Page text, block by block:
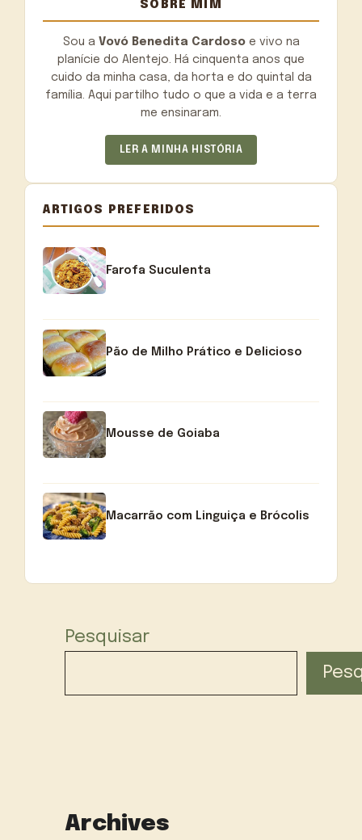
SOBRE MIM
Sou a Vovó Benedita Cardosoe vivo na
planície do Alentejo. Há cinquenta anos que
cuido da minha casa, da horta e do quintal da
família. Aqui partilho tudo o que a vida e a terra
me ensinaram.
LER A MINHA HISTÓRIA
ARTIGOS PREFERIDOS
Farofa Suculenta
Pão de Milho Prático e Delicioso
Mousse de Goiaba
Macarrão com Linguiça e Brócolis
Pesquisar
Archives